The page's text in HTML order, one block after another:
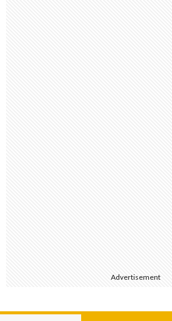
Advertisement